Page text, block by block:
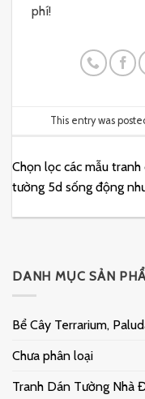
phí!
This entry was
Chọn lọc các mẫu tranh
tường 5d sống động
DANH MỤC SẢN
Bể Cây Terrarium,
Chưa phân loại
Tranh Dán Tường Nhà